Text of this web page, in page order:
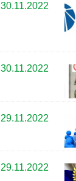
30.11.2022
30.11.2022
29.11.2022
29.11.2022